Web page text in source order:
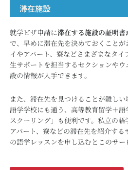
滞在施設
就学ビザ申請に滞在する施設の証明書
で、早めに滞在先を決めておくこと
イやアパート、寮などさまざまなタ
生サポートを担当するセクションや
設の情報が入手できます。
また、滞在先を見つけることが難し
語学学校にも通う、高等教育留学＋
スクーリング」も便利です。私立の語
アパート、寮などの滞在先を紹介す
の語学レッスンを申し込むとこのサー